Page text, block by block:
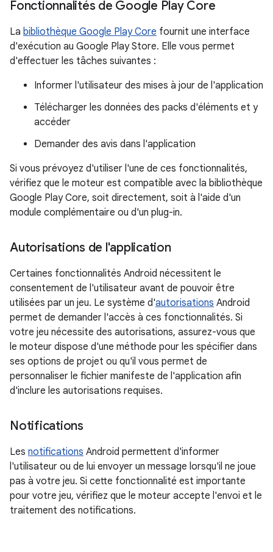
Fonctionnalités de Google Play Core
La bibliothèque Google Play Core fournit une interface
d'exécution au Google Play Store. Elle vous permet
d'effectuer les tâches suivantes :
Informer l'utilisateur des mises à jour de l'application
Télécharger les données des packs d'éléments et y
accéder
Demander des avis dans l'application
Si vous prévoyez d'utiliser l'une de ces fonctionnalités,
vérifiez que le moteur est compatible avec la bibliothèque
Google Play Core, soit directement, soit à l'aide d'un
module complémentaire ou d'un plug-in.
Autorisations de l'application
Certaines fonctionnalités Android nécessitent le
consentement de l'utilisateur avant de pouvoir être
utilisées par un jeu. Le système d'autorisations Android
permet de demander l'accès à ces fonctionnalités. Si
votre jeu nécessite des autorisations, assurez-vous que
le moteur dispose d'une méthode pour les spécifier dans
ses options de projet ou qu'il vous permet de
personnaliser le fichier manifeste de l'application afin
d'inclure les autorisations requises.
Notifications
Les notifications Android permettent d'informer
l'utilisateur ou de lui envoyer un message lorsqu'il ne joue
pas à votre jeu. Si cette fonctionnalité est importante
pour votre jeu, vérifiez que le moteur accepte l'envoi et le
traitement des notifications.